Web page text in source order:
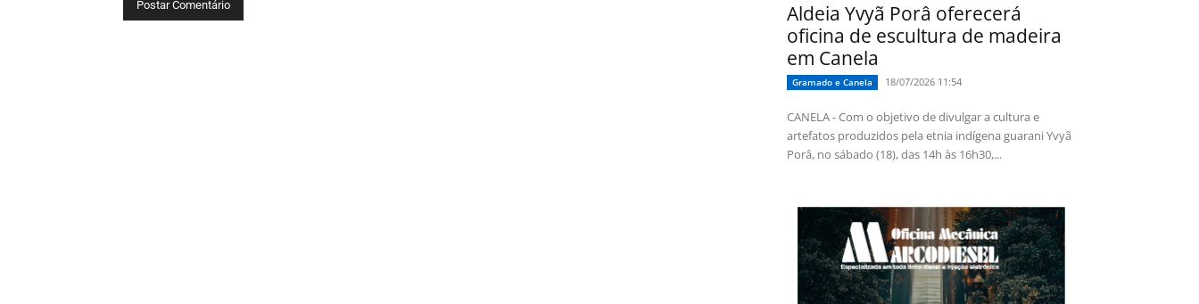
Aldeia Yvyã Porâ oferecerá
oficina de escultura de madeira
em Canela
Gramado e Canela 18/07/2026 11:54
CANELA - Com o objetivo de divulgar a cultura e
artefatos produzidos pela etnia indígena guarani Yvyã
Porâ, no sábado (18), das 14h às 16h30,...